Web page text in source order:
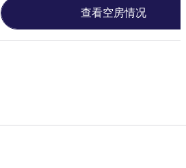
查看空房情况